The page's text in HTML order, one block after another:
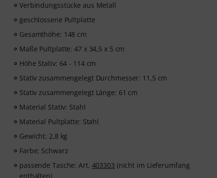
Verbindungsstücke aus Metall
geschlossene Pultplatte
Gesamthöhe: 148 cm
Maße Pultplatte: 47 x 34,5 x 5 cm
Höhe Stativ: 64 - 114 cm
Stativ zusammengelegt Durchmesser: 11,5 cm
Stativ zusammengelegt Länge: 61 cm
Material Stativ: Stahl
Material Pultplatte: Stahl
Gewicht: 2,8 kg
Farbe: Schwarz
passende Tasche: Art. 403303 (nicht im Lieferumfang
enthalten)